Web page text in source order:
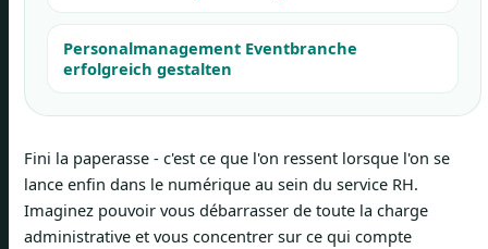
Personalmanagement Eventbranche
erfolgreich gestalten
Fini la paperasse - c'est ce que l'on ressent lorsque l'on se
lance enfin dans le numérique au sein du service RH.
Imaginez pouvoir vous débarrasser de toute la charge
administrative et vous concentrer sur ce qui compte